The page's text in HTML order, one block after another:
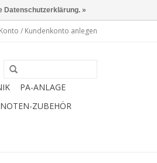
/ Kundenkonto anlegen
PA-ANLAGE
NOTEN-ZUBEHÖR
Datenschutzerklärung. »